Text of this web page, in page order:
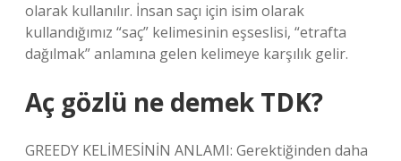
olarak kullanılır. İnsan saçı için isim olarak
kullandığımız “saç” kelimesinin eşseslisi, “etrafta
dağılmak” anlamına gelen kelimeye karşılık gelir.
Aç gözlü ne demek TDK?
GREEDY KELİMESİNİN ANLAMI: Gerektiğinden daha